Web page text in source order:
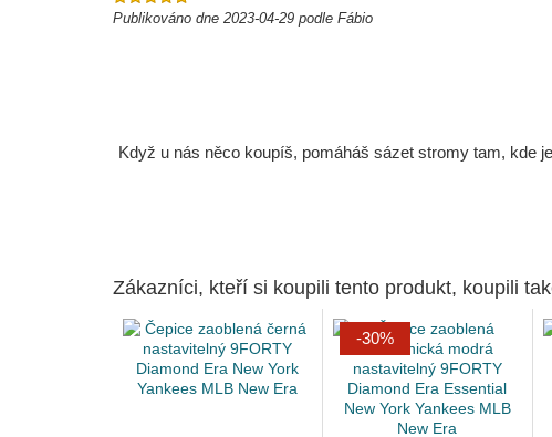
Publikováno dne 2023-04-29 podle Fábio
Když u nás něco koupíš, pomáháš sázet stromy tam, kde
Zákazníci, kteří si koupili tento produkt, koupili
-30%